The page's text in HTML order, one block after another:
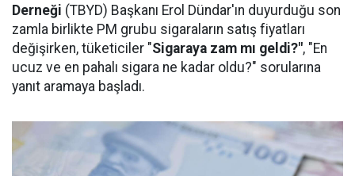
Derneği (TBYD) Başkanı Erol Dündar'ın duyurduğu son
zamla birlikte PM grubu sigaraların satış fiyatları
değişirken, tüketiciler "Sigaraya zam mı geldi?", "En
ucuz ve en pahalı sigara ne kadar oldu?" sorularına
yanıt aramaya başladı.